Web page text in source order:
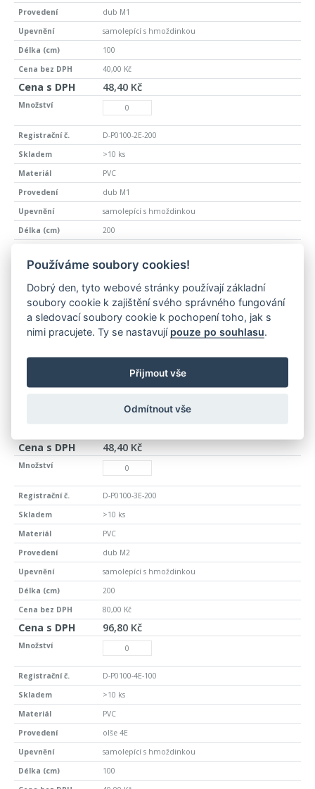
dub M1
samolepící s hmoždinkou
100
40,00 Kč
48,40 Kč
D-P0100-2E-200
>10 ks
PVC
dub M1
samolepící s hmoždinkou
200
96,80 Kč
D-P0100-3E-100
>10 ks
48,40 Kč
D-P0100-3E-200
>10 ks
PVC
dub M2
samolepící s hmoždinkou
200
80,00 Kč
96,80 Kč
D-P0100-4E-100
>10 ks
PVC
olše 4E
samolepící s hmoždinkou
100
Používáme soubory cookies!
Dobrý den, tyto webové stránky používají základní
soubory cookie k zajištění svého správného fungování
a sledovací soubory cookie k pochopení toho, jak s
nimi pracujete. Ty se nastavují pouze po souhlasu.
Přijmout vše
Odmítnout vše